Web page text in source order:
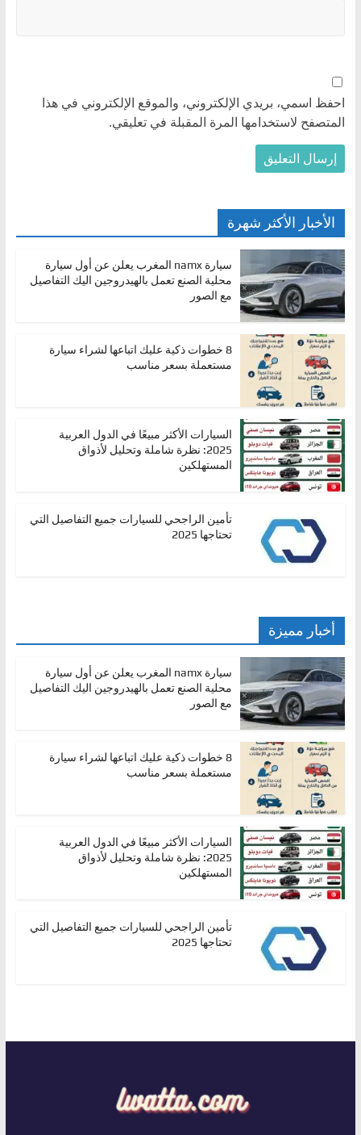
احفظ اسمي، بريدي الإلكتروني، والموقع الإلكتروني في هذا
المتصفح لاستخدامها المرة المقبلة في تعليقي.
الأخبار الأكثر شهرة
سيارة namx المغرب يعلن عن أول سيارة
محلية الصنع تعمل بالهيدروجين اليك التفاصيل
مع الصور
8 خطوات ذكية عليك اتباعها لشراء سيارة
مستعملة بسعر مناسب
السيارات الأكثر مبيعًا في الدول العربية
2025: نظرة شاملة وتحليل لأذواق
المستهلكين
تأمين الراجحي للسيارات جميع التفاصيل التي
تحتاجها 2025
أخبار مميزة
سيارة namx المغرب يعلن عن أول سيارة
محلية الصنع تعمل بالهيدروجين اليك التفاصيل
مع الصور
8 خطوات ذكية عليك اتباعها لشراء سيارة
مستعملة بسعر مناسب
السيارات الأكثر مبيعًا في الدول العربية
2025: نظرة شاملة وتحليل لأذواق
المستهلكين
تأمين الراجحي للسيارات جميع التفاصيل التي
تحتاجها 2025